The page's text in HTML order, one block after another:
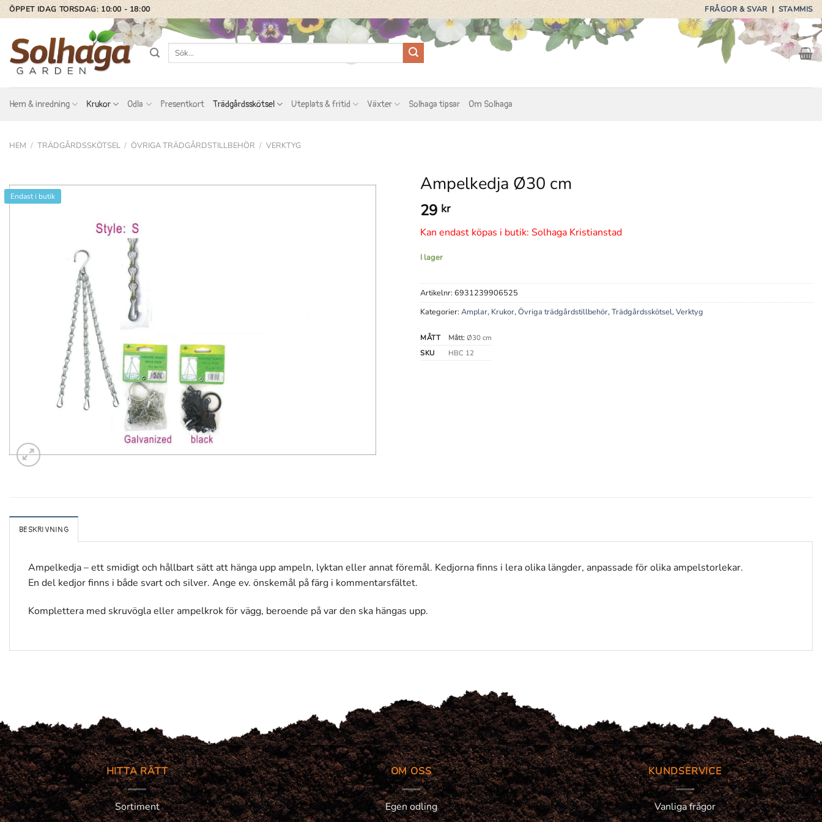
Skip
to
content
ÖPPET IDAG TORSDAG: 10:00 - 18:00 FRÅGOR & SVAR|STAMMIS
Sök
Hem & inredning Krukor Odla Presentkort Trädgårdsskötsel Uteplats & fritid Växter Solhaga tipsar Om Solhaga
HEM / TRÄDGÅRDSSKÖTSEL / ÖVRIGA TRÄDGÅRDSTILLBEHÖR / VERKTYG
Endast i butik
Ampelkedja Ø30 cm
29 kr
Kan endast köpas i butik: Solhaga Kristianstad
I lager
Artikelnr: 6931239906525
Kategorier: Amplar, Krukor,Övriga trädgårdstillbehör,Trädgårdsskötsel,Verktyg
MÅTT Mått:Ø30 cm
SKU
HBC 12
BESKRIVNING
Ampelkedja – ett smidigt och hållbart sätt att hänga upp ampeln, lyktan eller annat föremål. Kedjorna finns i lera olika längder, anpassade för olika ampelstorlekar.
En del kedjor finns i både svart och silver. Ange ev. önskemål på färg i kommentarsfältet.
Komplettera med skruvögla eller ampelkrok för vägg, beroende på var den ska hängas upp.
HITTA RÄTT
Sortiment
OM OSS
Egen odling
KUNDSERVICE
Vanliga frågor